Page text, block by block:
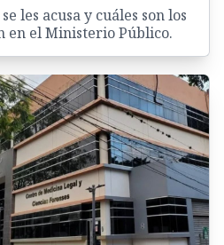
les acusa y cuáles son los
en el Ministerio Público.